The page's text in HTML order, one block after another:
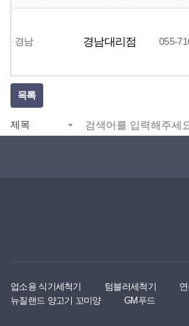
경남 경남대리점 055-
목록
업소용 식기세척기 텀블러세척기
뉴질랜드 양고기 꼬미양
GM푸드